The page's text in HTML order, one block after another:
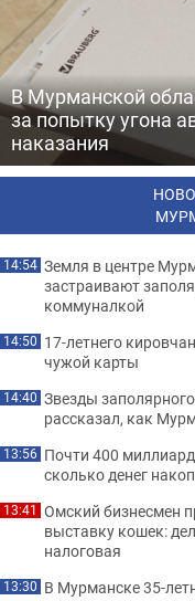
В Мурманской
за попытку угона
наказания
14:54 Земля в центре
застраивают
коммуналкой
14:50 17-летнего
чужой карты
14:40 Звезды
рассказал, как
13:56 Почти 400
сколько денег
13:41 Омский бизнесмен
выставку кошек:
налоговая
13:30 В Мурманске 35-